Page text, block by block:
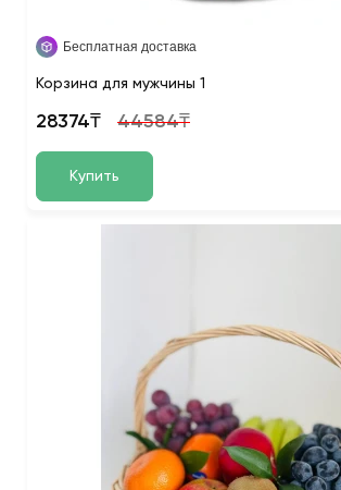
Бесплатная доставка
Корзина для мужчины 1
28374₸ 44584₸
Купить